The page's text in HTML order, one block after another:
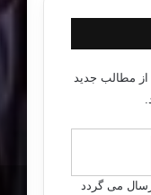
از مطالب جدید
می گردد